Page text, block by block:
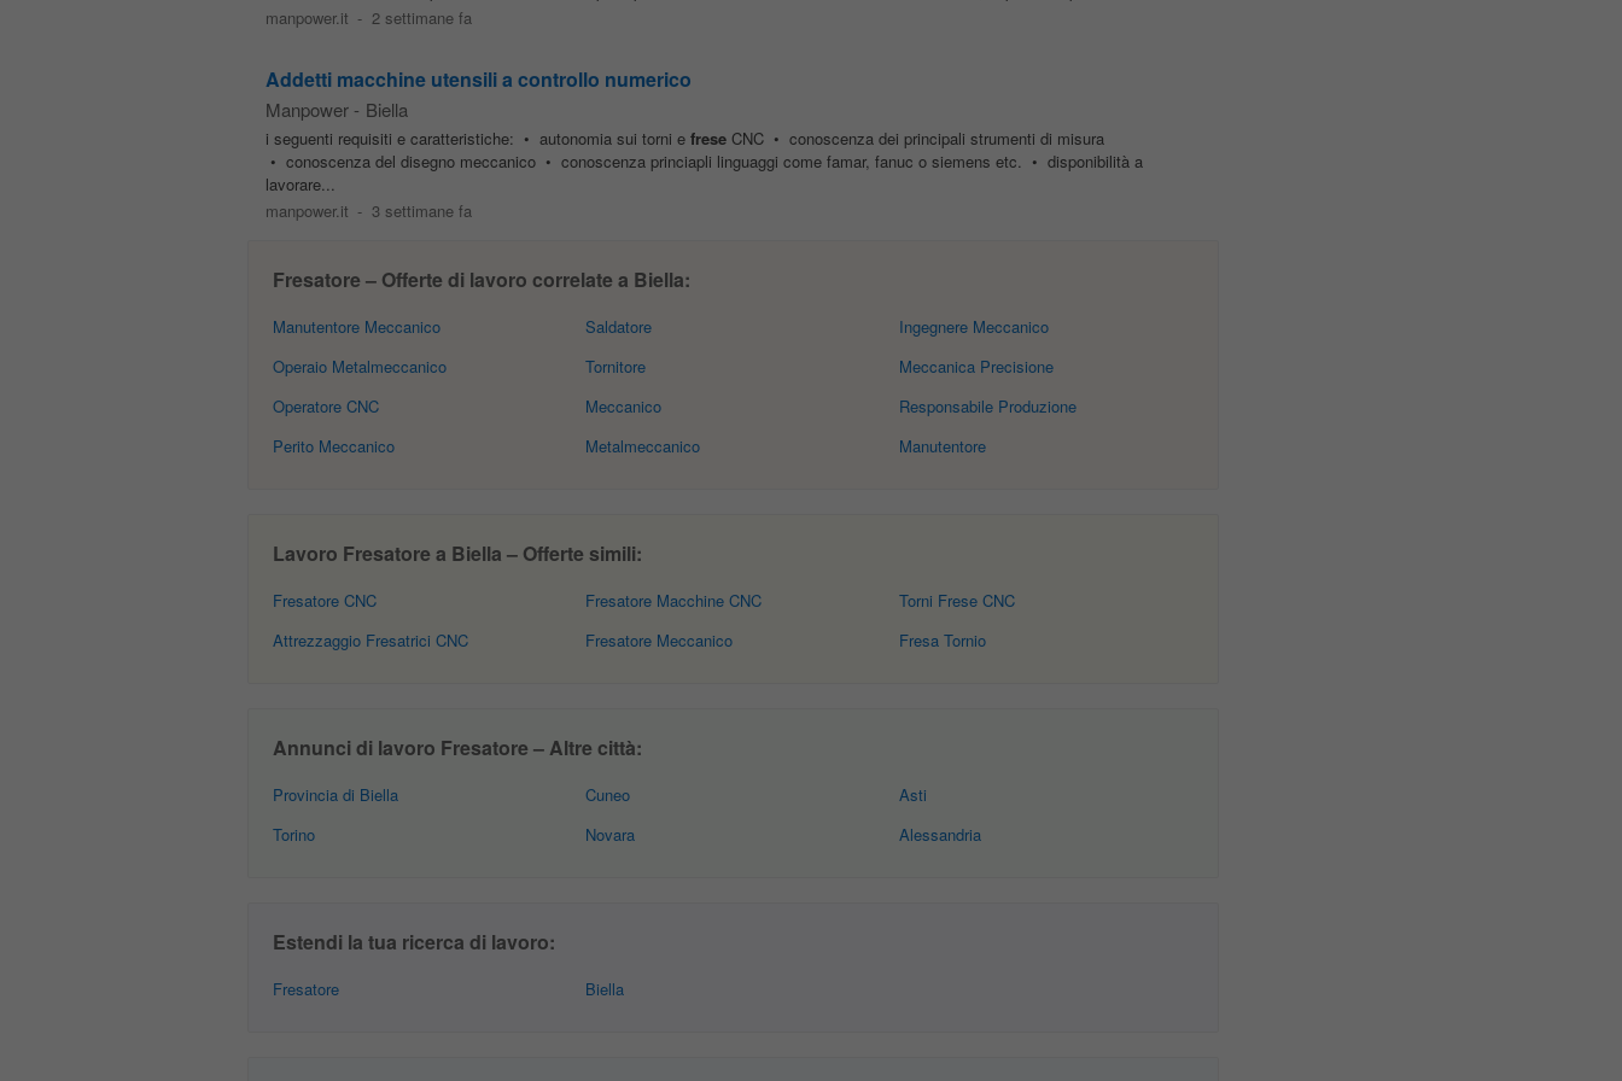
manpower.it - 2 settimane fa
Addetti macchine utensili a controllo numerico
Manpower - Biella
i seguenti requisiti e caratteristiche: • autonomia sui torni e freseCNC • conoscenza dei principali strumenti di misura
• conoscenza del disegno meccanico • conoscenza princiapli linguaggi come famar, fanuc o siemens etc. • disponibilità a
lavorare...
manpower.it - 3 settimane fa
Fresatore – Offerte di lavoro correlate a Biella:
Manutentore Meccanico
Operaio Metalmeccanico
Operatore CNC
Perito Meccanico
Saldatore
Tornitore
Meccanico
Metalmeccanico
Ingegnere Meccanico
Meccanica Precisione
Responsabile Produzione
Manutentore
Lavoro Fresatore a Biella – Offerte simili:
Fresatore CNC
Attrezzaggio Fresatrici CNC
Fresatore Macchine CNC
Fresatore Meccanico
Torni Frese CNC
Fresa Tornio
Annunci di lavoro Fresatore – Altre città:
Provincia di Biella
Torino
Cuneo
Novara
Asti
Alessandria
Estendi la tua ricerca di lavoro:
Fresatore Biella